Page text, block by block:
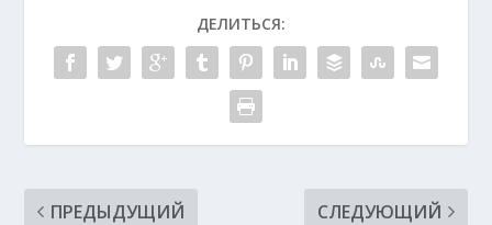
ДЕЛИТЬСЯ:
ПРЕДЫДУЩИЙ СЛЕДУЮЩИЙ